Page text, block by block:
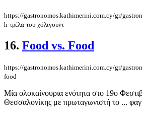
https://gastronomos.kathimerini.com.cy/gr/
h-τρέλα-του-χόλιγουντ
16. Food vs. Food
https://gastronomos.kathimerini.com.cy/gr/
food
Μία ολοκαίνουρια ενότητα στο 19ο
Θεσσαλονίκης με πρωταγωνιστή το ...